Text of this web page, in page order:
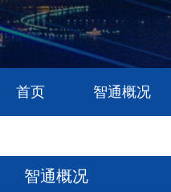
首页 智通概况
智通概况